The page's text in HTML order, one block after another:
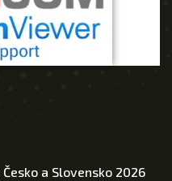
a Slovensko 2026